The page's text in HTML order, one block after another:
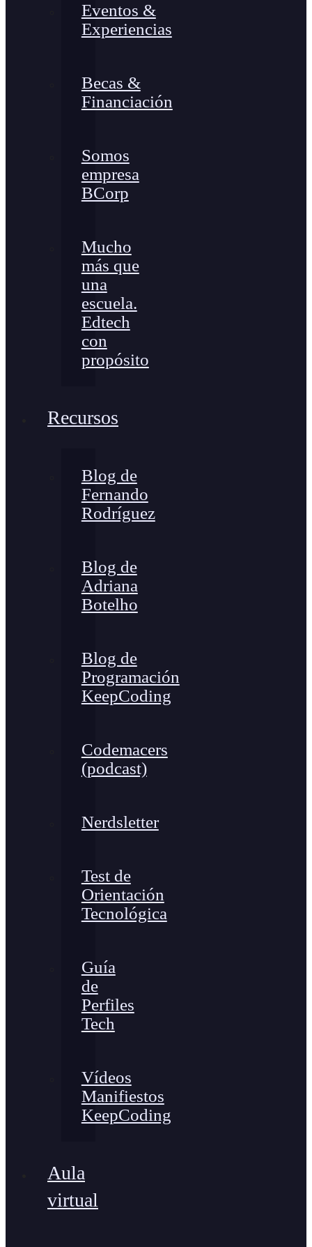
Eventos &
Experiencias
Becas &
Financiación
Somos
empresa
BCorp
Mucho
más que
una
escuela.
Edtech
con
propósito
Recursos
Blog de
Fernando
Rodríguez
Blog de
Adriana
Botelho
Blog de
Programación
KeepCoding
Codemacers
(podcast)
Nerdsletter
Test de
Orientación
Tecnológica
Guía
de
Perfiles
Tech
Vídeos
Manifiestos
KeepCoding
Aula
virtual